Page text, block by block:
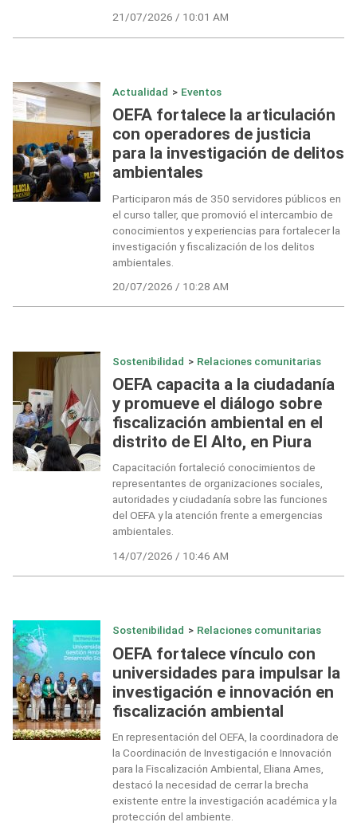
21/07/2026 / 10:01 AM
Actualidad > Eventos
OEFA fortalece la articulación
con operadores de justicia
para la investigación de delitos
ambientales
Participaron más de 350 servidores públicos en
el curso taller, que promovió el intercambio de
conocimientos y experiencias para fortalecer la
investigación y fiscalización de los delitos
ambientales.
20/07/2026 / 10:28 AM
Sostenibilidad > Relaciones comunitarias
OEFA capacita a la ciudadanía
y promueve el diálogo sobre
fiscalización ambiental en el
distrito de El Alto, en Piura
Capacitación fortaleció conocimientos de
representantes de organizaciones sociales,
autoridades y ciudadanía sobre las funciones
del OEFA y la atención frente a emergencias
ambientales.
14/07/2026 / 10:46 AM
Sostenibilidad > Relaciones comunitarias
OEFA fortalece vínculo con
universidades para impulsar la
investigación e innovación en
fiscalización ambiental
En representación del OEFA, la coordinadora de
la Coordinación de Investigación e Innovación
para la Fiscalización Ambiental, Eliana Ames,
destacó la necesidad de cerrar la brecha
existente entre la investigación académica y la
protección del ambiente.